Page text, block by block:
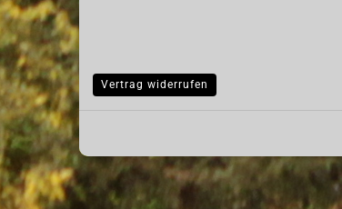
Vertrag widerrufen